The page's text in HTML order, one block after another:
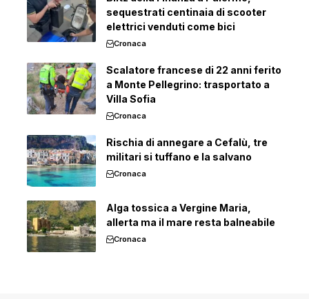
sequestrati centinaia di scooter
elettrici venduti come bici
Cronaca
Scalatore francese di 22 anni ferito
a Monte Pellegrino: trasportato a
Villa Sofia
Cronaca
Rischia di annegare a Cefalù, tre
militari si tuffano e la salvano
Cronaca
Alga tossica a Vergine Maria,
allerta ma il mare resta balneabile
Cronaca